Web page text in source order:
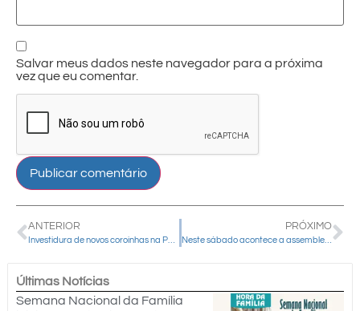
Salvar meus dados neste navegador para a próxima
vez que eu comentar.
ANTERIOR
Investidura de novos coroinhas na Paróquia Nossa Senhora de Fátima aconteceu no domingo (08)
PRÓXIMO
Neste sábado acontece a assembleia ordinária e eletiva da Cáritas Diocesana
Últimas Notícias
Semana Nacional da Família